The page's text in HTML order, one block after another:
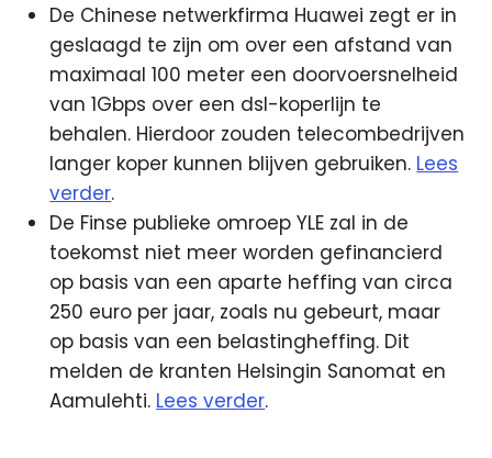
De Chinese netwerkfirma Huawei zegt er in
geslaagd te zijn om over een afstand van
maximaal 100 meter een doorvoersnelheid
van 1Gbps over een dsl-koperlijn te
behalen. Hierdoor zouden telecombedrijven
langer koper kunnen blijven gebruiken. Lees
verder.
De Finse publieke omroep YLE zal in de
toekomst niet meer worden gefinancierd
op basis van een aparte heffing van circa
250 euro per jaar, zoals nu gebeurt, maar
op basis van een belastingheffing. Dit
melden de kranten Helsingin Sanomat en
Aamulehti. Lees verder.